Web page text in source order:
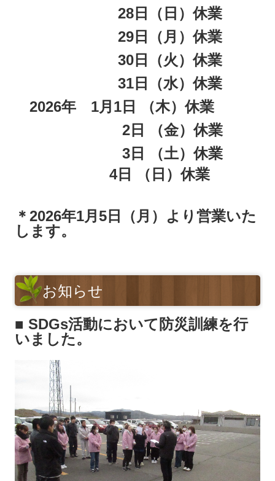
28日（日）休業
29日（月）休業
30日（火）休業
31日（水）休業
2026年 1月1日 （木）休業
2日 （金）休業
3日
（土）休業
4日 （日）休業
＊2026年1月5日（月）より営業いた
します。
お知らせ
■ SDGs活動において防災訓練を行
いました。